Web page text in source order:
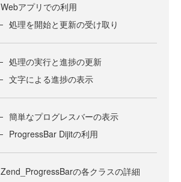
Webアプリでの利用
処理を開始と更新の受け取り
処理の実行と進捗の更新
文字による進捗の表示
簡単なプログレスバーの表示
ProgressBar Dijitの利用
Zend_ProgressBarの各クラスの詳細